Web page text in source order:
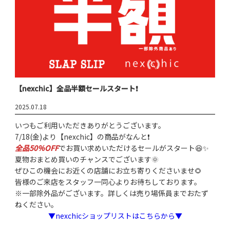
【nexchic】全品半額セールスタート❗
2025.07.18
いつもご利用いただきありがとうございます。
7/18(金)より【nexchic】の商品がなんと❗
全品50％OFFでお買い求めいただけるセールがスタート😆✨
夏物おまとめ買いのチャンスでございます🌞
ぜひこの機会にお近くの店舗にお立ち寄りくださいませ🌻
皆様のご来店をスタッフ一同心よりお待ちしております。
※一部除外品がございます。詳しくは売り場係員までおたず
ねください。
▼nexchicショップリストはこちらから▼